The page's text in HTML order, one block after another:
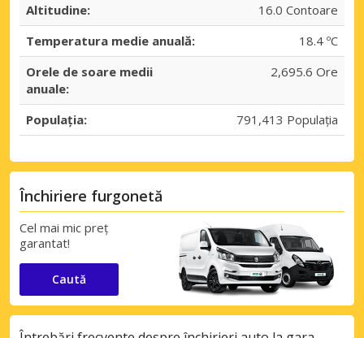
Altitudine:
16.0 Contoare
Temperatura medie anuală:
18.4 ºC
Orele de soare medii
anuale:
2,695.6 Ore
Populația: 791,413 Populația
Închiriere furgonetă
Cel mai mic preț
garantat!
Caută